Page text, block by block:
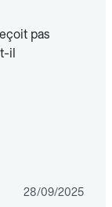
pas
il
28/09/2025